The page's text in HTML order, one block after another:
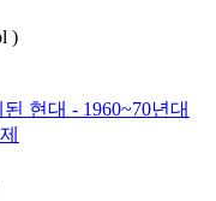
)
현대 - 1960~70년대